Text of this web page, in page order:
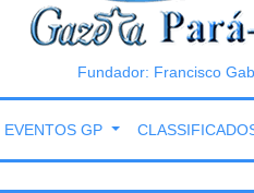
Fundador: Francisco
EVENTOS GP